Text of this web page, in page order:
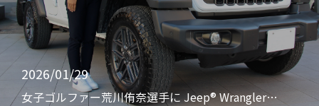
2026/01/29
女子ゴルファー荒川侑奈選手に Jeep® Wrangler…